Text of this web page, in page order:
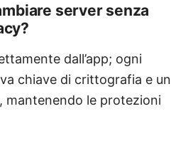
server senza
dall’app; ogni
chiave di crittografia e un
mantenendo le protezioni